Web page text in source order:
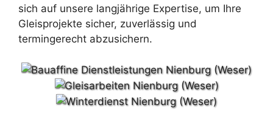
sich auf unsere langjährige Expertise, um Ihre
Gleisprojekte sicher, zuverlässig und
termingerecht abzusichern.